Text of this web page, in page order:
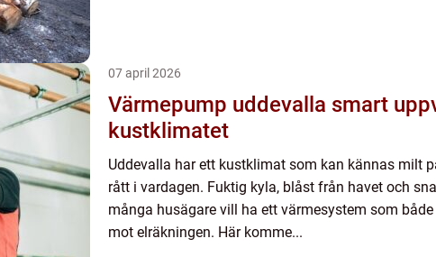
07 april 2026
Värmepump uddevalla smart uppvärmning för
kustklimatet
Uddevalla har ett kustklimat som kan kännas milt
rått i vardagen. Fuktig kyla, blåst från havet och
många husägare vill ha ett värmesystem som
mot elräkningen. Här komme...